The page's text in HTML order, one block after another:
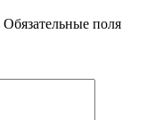
Обязательные поля